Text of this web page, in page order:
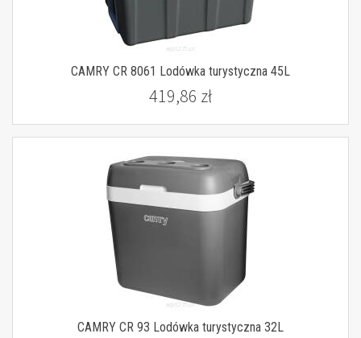
CAMRY CR 8061 Lodówka turystyczna 45L
419,86 zł
CAMRY CR 93 Lodówka turystyczna 32L